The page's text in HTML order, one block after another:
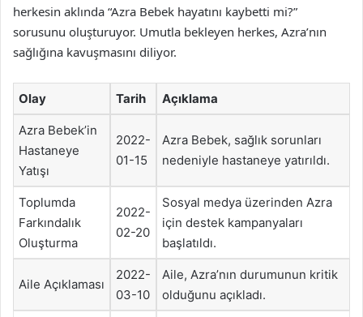
herkesin aklında “Azra Bebek hayatını kaybetti mi?”
sorusunu oluşturuyor. Umutla bekleyen herkes, Azra’nın
sağlığına kavuşmasını diliyor.
Olay Tarih Açıklama
Azra Bebek’in
Hastaneye
Yatışı
2022-
01-15
Azra Bebek, sağlık sorunları
nedeniyle hastaneye yatırıldı.
Toplumda
Farkındalık
Oluşturma
2022-
02-20
Sosyal medya üzerinden Azra
için destek kampanyaları
başlatıldı.
Aile Açıklaması
2022-
03-10
Aile, Azra’nın durumunun kritik
olduğunu açıkladı.